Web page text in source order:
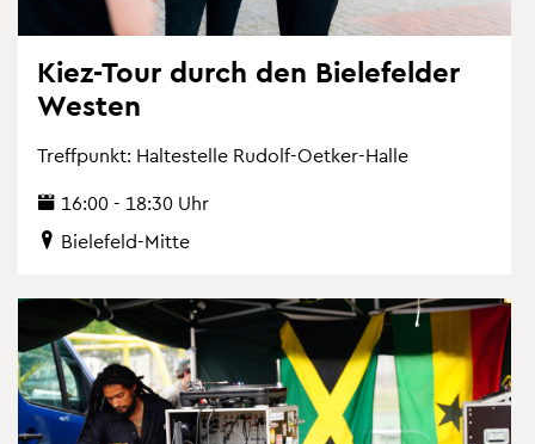
Kiez-Tour durch den Bie­le­fel­der
Wes­ten
Treff­punkt: Hal­te­stel­le Ru­dolf-Oet­ker-Halle
16:00 - 18:30 Uhr
Bie­le­feld-Mitte